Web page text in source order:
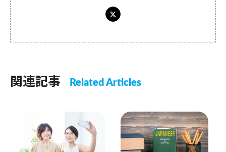
関連記事 Related Articles